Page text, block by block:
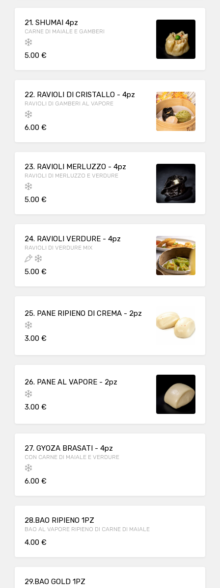
21. SHUMAI 4pz
CARNE DI MAIALE E GAMBERI
5.00 €
22. RAVIOLI DI CRISTALLO - 4pz
RAVIOLI DI GAMBERI AL VAPORE
6.00 €
23. RAVIOLI MERLUZZO - 4pz
RAVIOLI DI MERLUZZO E VERDURE
5.00 €
24. RAVIOLI VERDURE - 4pz
RAVIOLI DI VERDURE MIX
5.00 €
25. PANE RIPIENO DI CREMA - 2pz
3.00 €
26. PANE AL VAPORE - 2pz
3.00 €
27. GYOZA BRASATI - 4pz
CON CARNE DI MAIALE E VERDURE
6.00 €
28.BAO RIPIENO 1PZ
BAO AL VAPORE RIPIENO DI CARNE DI MAIALE
4.00 €
29.BAO GOLD 1PZ